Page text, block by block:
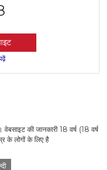
की जानकारी 18 वर्ष (18 वर्ष
के लोगों के लिए है